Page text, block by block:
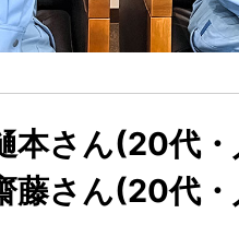
本さん(20代
藤さん(20代